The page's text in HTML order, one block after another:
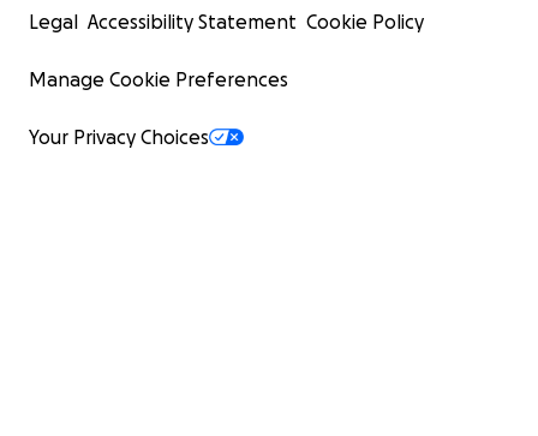
Legal Accessibility Statement Cookie Policy
Manage Cookie Preferences
Your Privacy Choices